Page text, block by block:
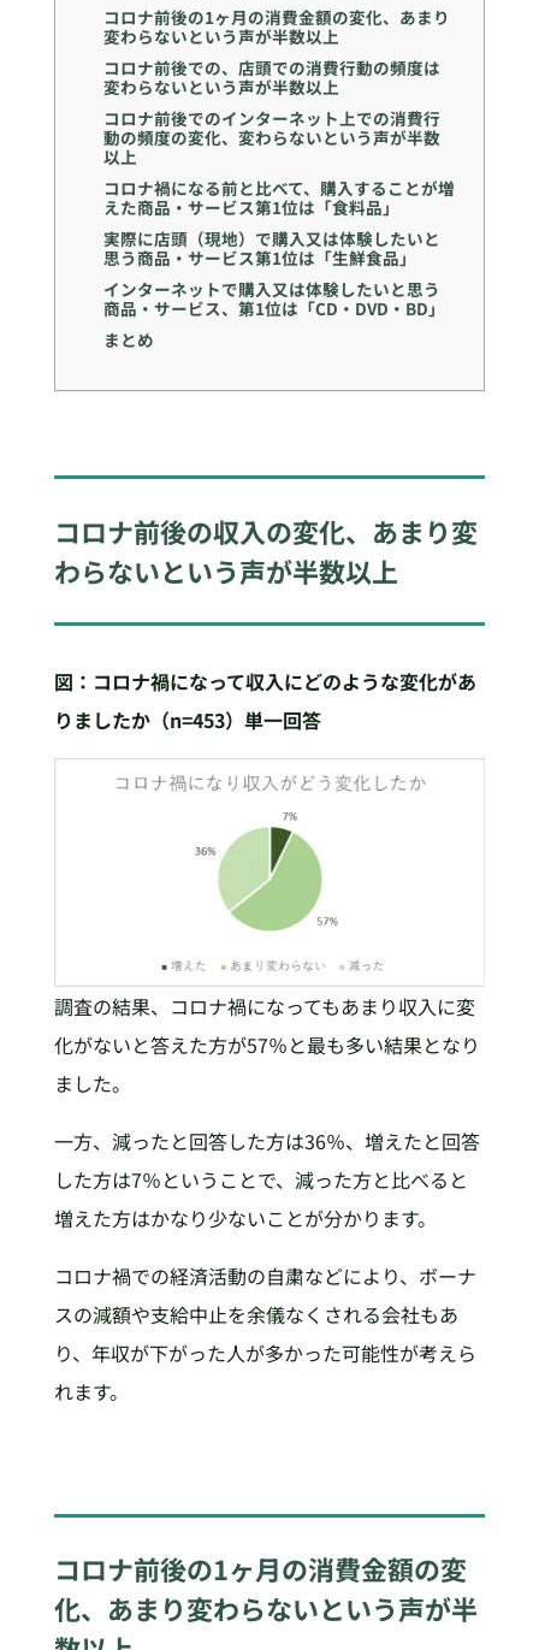
コロナ前後の1ヶ月の消費金額の変化、あまり
変わらないという声が半数以上
コロナ前後での、店頭での消費行動の頻度は
変わらないという声が半数以上
コロナ前後でのインターネット上での消費行
動の頻度の変化、変わらないという声が半数
以上
コロナ禍になる前と比べて、購入することが増
えた商品・サービス第1位は「食料品」
実際に店頭（現地）で購入又は体験したいと
思う商品・サービス第1位は「生鮮食品」
インターネットで購入又は体験したいと思う
商品・サービス、第1位は「CD・DVD・BD」
まとめ
コロナ前後の収入の変化、あまり変
わらないという声が半数以上
図：コロナ禍になって収入にどのような変化があ
りましたか（n=453）単一回答
調査の結果、コロナ禍になってもあまり収入に変
化がないと答えた方が57％と最も多い結果となり
ました。
一方、減ったと回答した方は36％、増えたと回答
した方は7％ということで、減った方と比べると
増えた方はかなり少ないことが分かります。
コロナ禍での経済活動の自粛などにより、ボーナ
スの減額や支給中止を余儀なくされる会社もあ
り、年収が下がった人が多かった可能性が考えら
れます。
コロナ前後の1ヶ月の消費金額の変
化、あまり変わらないという声が半